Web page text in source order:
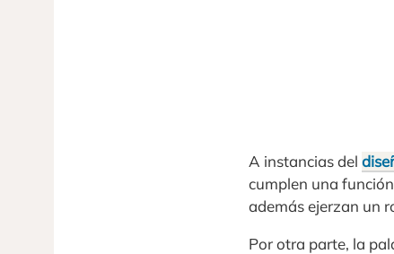
A instancias del
cumplen una
además ejerzan un
Por otra parte, la